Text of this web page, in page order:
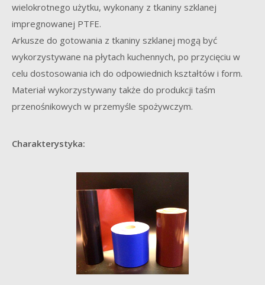
wielokrotnego użytku, wykonany z tkaniny szklanej
impregnowanej PTFE.
Arkusze do gotowania z tkaniny szklanej mogą być
wykorzystywane na płytach kuchennych, po przycięciu w
celu dostosowania ich do odpowiednich kształtów i form.
Materiał wykorzystywany także do produkcji taśm
przenośnikowych w przemyśle spożywczym.
Charakterystyka: